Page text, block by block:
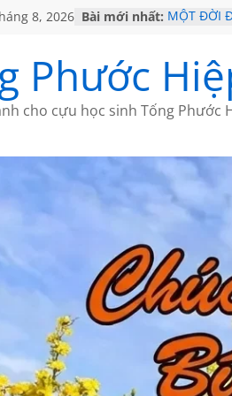
8, 2026 Bài mới nhất: MỘT ĐỜI
CHÙM
GIÃ TỪ ĐÀ
HỌC SỬ
Phước
cho cựu học sinh Tống Phước